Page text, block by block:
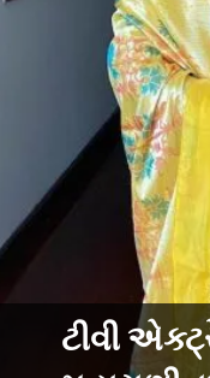
ટીવી